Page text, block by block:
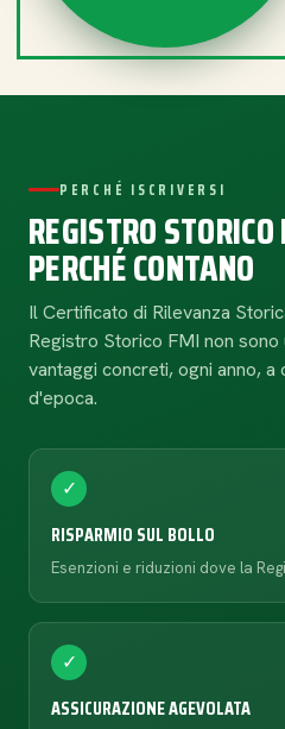
PERCHÉ ISCRIVERSI
REGISTRO STORICO
PERCHÉ CONTANO
Il Certificato di Rilevanza
Registro Storico FMI non
vantaggi concreti, ogni anno, a
d'epoca.
✓
RISPARMIO SUL BOLLO
Esenzioni e riduzioni dove la
✓
ASSICURAZIONE AGEVOLATA